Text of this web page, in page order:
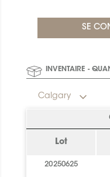
INVENTAIRE -
Calgary
Lot
20250625